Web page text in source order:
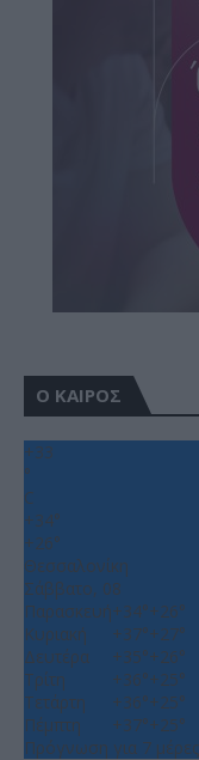
Ο ΚΑΙΡΟΣ
+33
°
C
+34°
+26°
Θεσσαλονίκη
Σάββατο, 08
Παρασκευή+34°+26°
Κυριακή
+37°+27°
Δευτέρα
+35°+26°
Τρίτη
+36°+25°
Τετάρτη
+36°+25°
Πέμπτη
+37°+25°
Πρόγνωση για 7 μέρες